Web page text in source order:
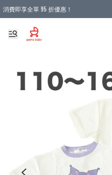
消費即享全單 95 折優惠！
購物滿 HKD 900.00即享免運費優惠！（